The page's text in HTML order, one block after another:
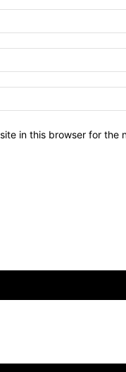
in this browser for the